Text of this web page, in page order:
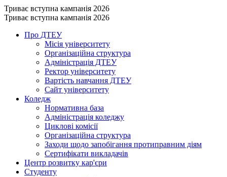
Триває вступна кампанія 2026
Триває вступна кампанія 2026
Про ДТЕУ
Місія університету
Організаційна структура
Адміністрація ДТЕУ
Ректор університету
Вартість навчання ДТЕУ
Сайт університету
Коледж
Нормативна база
Адміністрація коледжу
Циклові комісії
Організаційна структура
Заходи щодо запобігання протиправним діям
Сертифікати викладачів
Центр розвитку кар'єри
Студенту